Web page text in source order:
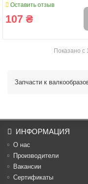
Оставить отзыв
107 ₴
Показано с
Запчасти к
ИНФОРМАЦИЯ
О нас
Производители
Вакансии
Cертификаты